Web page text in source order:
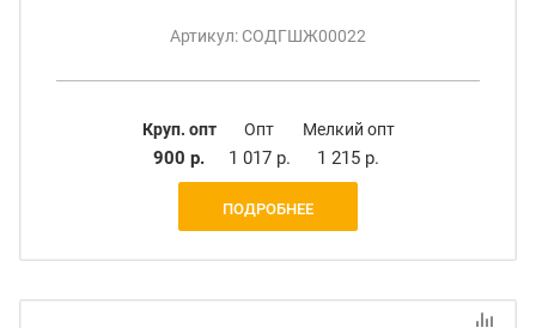
Артикул: СОДГШЖ00022
Круп. опт
900 р.
Опт
1 017 р.
Мелкий опт
1 215 р.
ПОДРОБНЕЕ